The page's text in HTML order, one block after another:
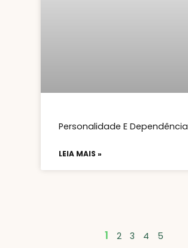
Personalidade E Dependência
LEIA MAIS »
1 2 3 4 5